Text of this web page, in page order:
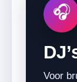
🎧
Voor